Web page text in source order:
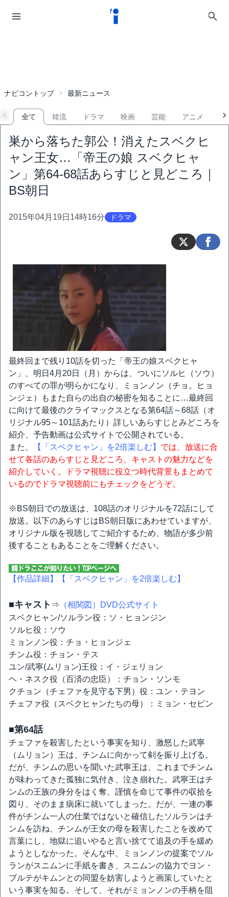
ナビコントップ 最新ニュース
全て 韓流 ドラマ 映画 芸能 アニメ
巣から落ちた郭公！消えたスベクヒ
ャン王女…「帝王の娘 スベクヒャ
ン」第64-68話あらすじと見どころ｜
BS朝日
2015年04月19日14時16分 ドラマ
最終回まで残り10話を切った「帝王の娘スベクヒャ
ン」、明日4月20日（月）からは、ついにソルヒ（ソウ）
のすべての罪が明らかになり、ミョンノン（チョ。ヒョ
ンジェ）もまた自らの出自の秘密を知ることに…最終回
に向けて最後のクライマックスとなる第64話～68話（オ
リジナル95～101話あたり）詳しいあらすじとみどころを
紹介、予告動画は公式サイトで公開されている。
また、
【「スベクヒャン」を2倍楽しむ】 では、放送に合
せて各話のあらすじと見どころ、キャストの魅力などを
紹介していく。ドラマ視聴に役立つ時代背景もまとめて
いるのでドラマ視聴前にもチェックをどうぞ。
※BS朝日での放送は、108話のオリジナルを72話にして
放送。以下のあらすじはBS朝日版にあわせていますが、
オリジナル版を視聴してご紹介するため、物語が多少前
後することもあることをご理解ください。
【作品詳細】 【「スベクヒャン」を2倍楽しむ】
■キャスト ⇒ （相関図）DVD公式サイト
スベクヒャン/ソルラン役：ソ・ヒョンジン
ソルヒ役：ソウ
ミョンノン役：チョ・ヒョンジェ
チンム役：チョン・テス
ユン/武寧(ムリョン)王役：イ・ジェリョン
ヘ・ネスク役（百済の忠臣）：チョン・ソンモ
クチョン（チェファを見守る下男）役：ユン・テヨン
チェファ役（スベクヒャンたちの母）：ミョン・セビン
■第64話
チェファを殺害したという事実を知り、激怒した武寧
（ムリョン）王は、チンムに向かって剣を振り上げる。
だが、チンムの思いを聞いた武寧王は、これまでチンム
が味わってきた孤独に気付き、泣き崩れた。武寧王はチ
ンムの王族の身分をはく奪、謹慎を命じて事件の収拾を
図り、そのまま病床に就いてしまった。だが、一連の事
件がチンム一人の仕業ではないと確信したソルランはチ
ンムを訪ね、チンムが王女の母を殺害したことを改めて
言葉にし、地獄に追いやると言い捨てて追及の手を緩め
ようとしなかった。そんな中、ミョンノンの提案でソル
ランがスニムンに手紙を書き、スニムンの協力でヨン・
ブルテがキムンとの同盟を妨害しようと画策していたと
いう事実を知る。そして、それがミョンノンの手柄を阻